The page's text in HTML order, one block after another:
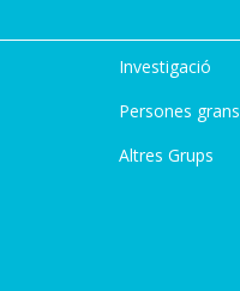
Investigació
Persones grans
Altres Grups